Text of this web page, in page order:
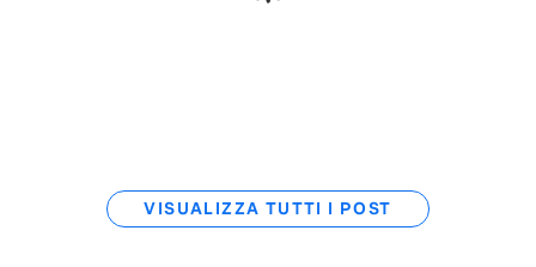
VISUALIZZA TUTTI I POST